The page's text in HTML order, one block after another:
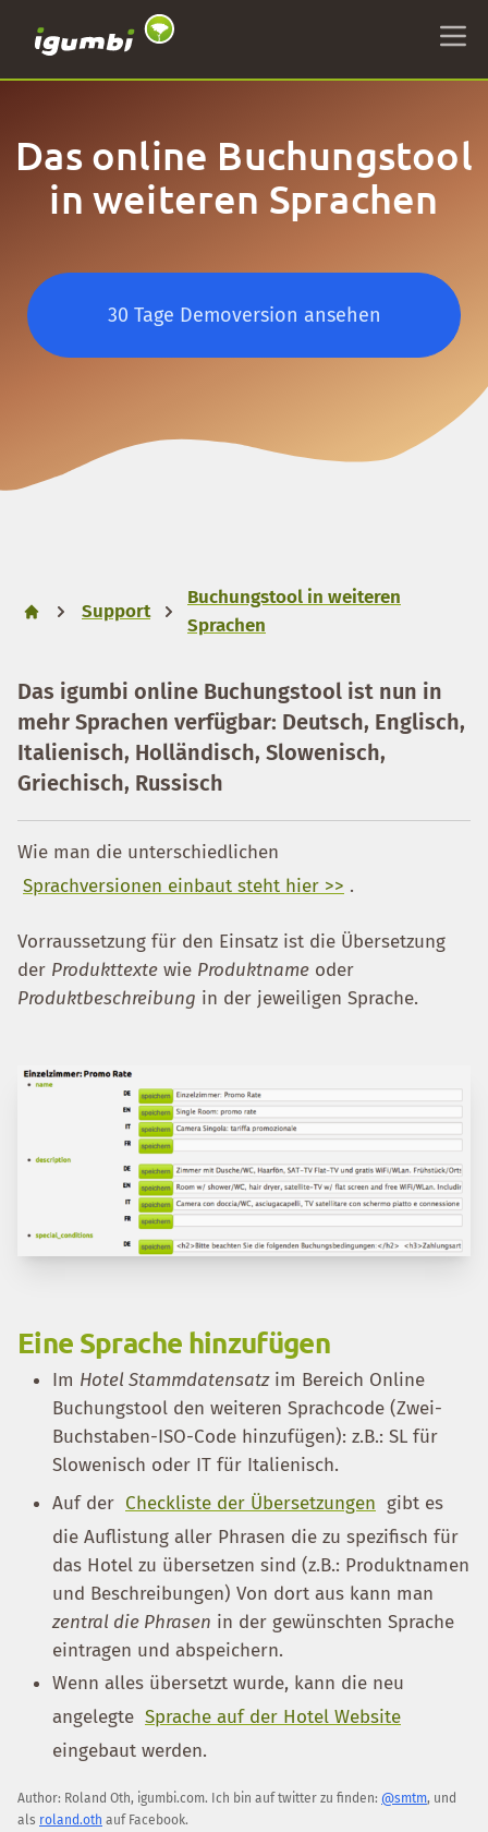
Das online Buchungstool
in weiteren Sprachen
30 Tage Demoversion ansehen
Support
Buchungstool in weiteren
Sprachen
Das igumbi online Buchungstool ist nun in
mehr Sprachen verfügbar: Deutsch, Englisch,
Italienisch, Holländisch, Slowenisch,
Griechisch, Russisch
Wie man die unterschiedlichen
Sprachversionen einbaut steht hier >> .
Vorraussetzung für den Einsatz ist die Übersetzung
der Produkttexte wie Produktname oder
Produktbeschreibung in der jeweiligen Sprache.
Eine Sprache hinzufügen
Im Hotel Stammdatensatzim Bereich Online
Buchungstool den weiteren Sprachcode (Zwei-
Buchstaben-ISO-Code hinzufügen): z.B.: SL für
Slowenisch oder IT für Italienisch.
Auf der Checkliste der Übersetzungen gibt es
die Auflistung aller Phrasen die zu spezifisch für
das Hotel zu übersetzen sind (z.B.: Produktnamen
und Beschreibungen) Von dort aus kann man
zentral die Phrasen in der gewünschten Sprache
eintragen und abspeichern.
Wenn alles übersetzt wurde, kann die neu
angelegte Sprache auf der Hotel Website
eingebaut werden.
Author: Roland Oth, igumbi.com. Ich bin auf twitter zu finden: @smtm, und
als roland.oth auf Facebook.